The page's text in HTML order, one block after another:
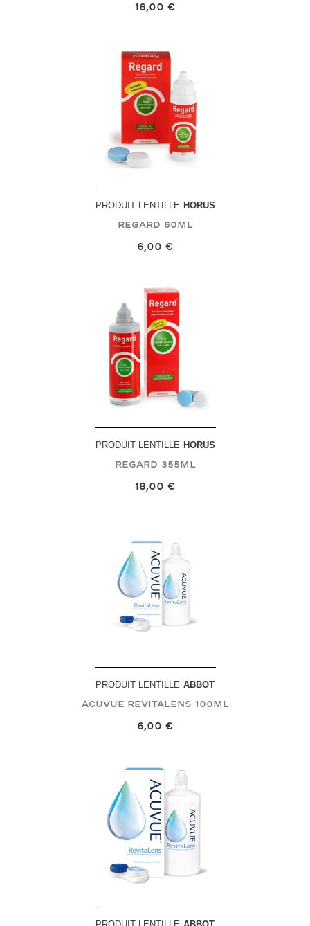
16,00 €
PRODUIT LENTILLE HORUS
Regard 60mL
6,00 €
PRODUIT LENTILLE HORUS
Regard 355mL
18,00 €
PRODUIT LENTILLE ABBOT
Acuvue Revitalens 100mL
6,00 €